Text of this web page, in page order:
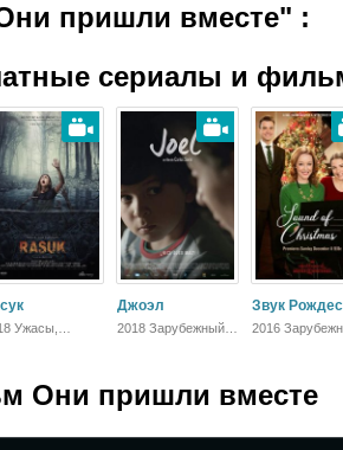
пришли вместе" :
сериалы и
Ужасы,
Джоэл
2018 Зарубежный,
Звук
2016
Они пришли вместе